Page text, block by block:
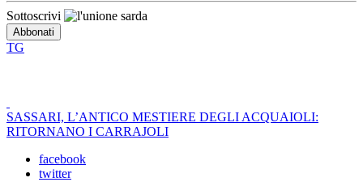
Sottoscrivi
TG
SASSARI, L’ANTICO MESTIERE DEGLI ACQUAIOLI:
RITORNANO I CARRAJOLI
facebook
twitter